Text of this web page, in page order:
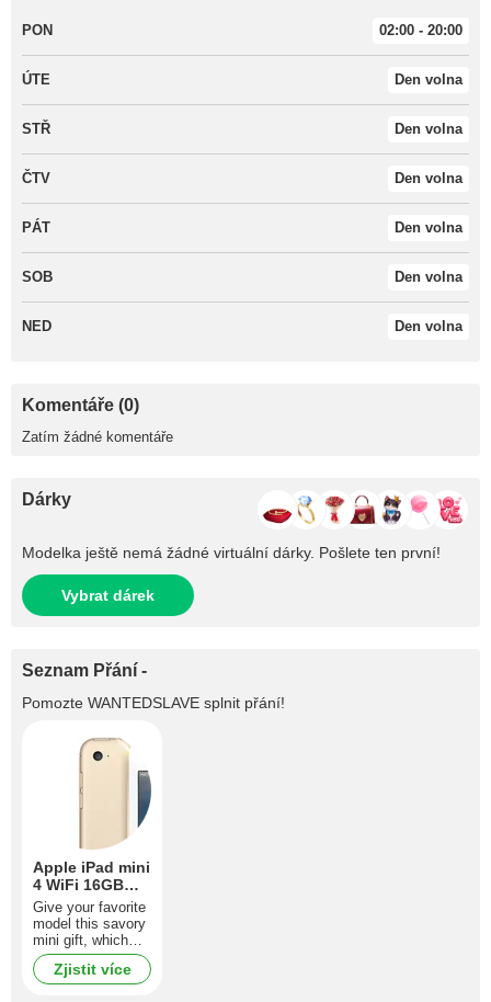
PON 02:00 - 20:00
ÚTE Den volna
STŘ Den volna
ČTV Den volna
PÁT Den volna
SOB Den volna
NED Den volna
Komentáře (0)
Zatím žádné komentáře
Dárky
Modelka ještě nemá žádné virtuální dárky. Pošlete ten první!
Vybrat dárek
Seznam Přání -
Pomozte WANTEDSLAVE splnit přání!
Apple iPad mini
4 WiFi 16GB
Gold
Give your favorite
model this savory
mini gift, which
will make her
totally happy and
help her to always
Zjistit více